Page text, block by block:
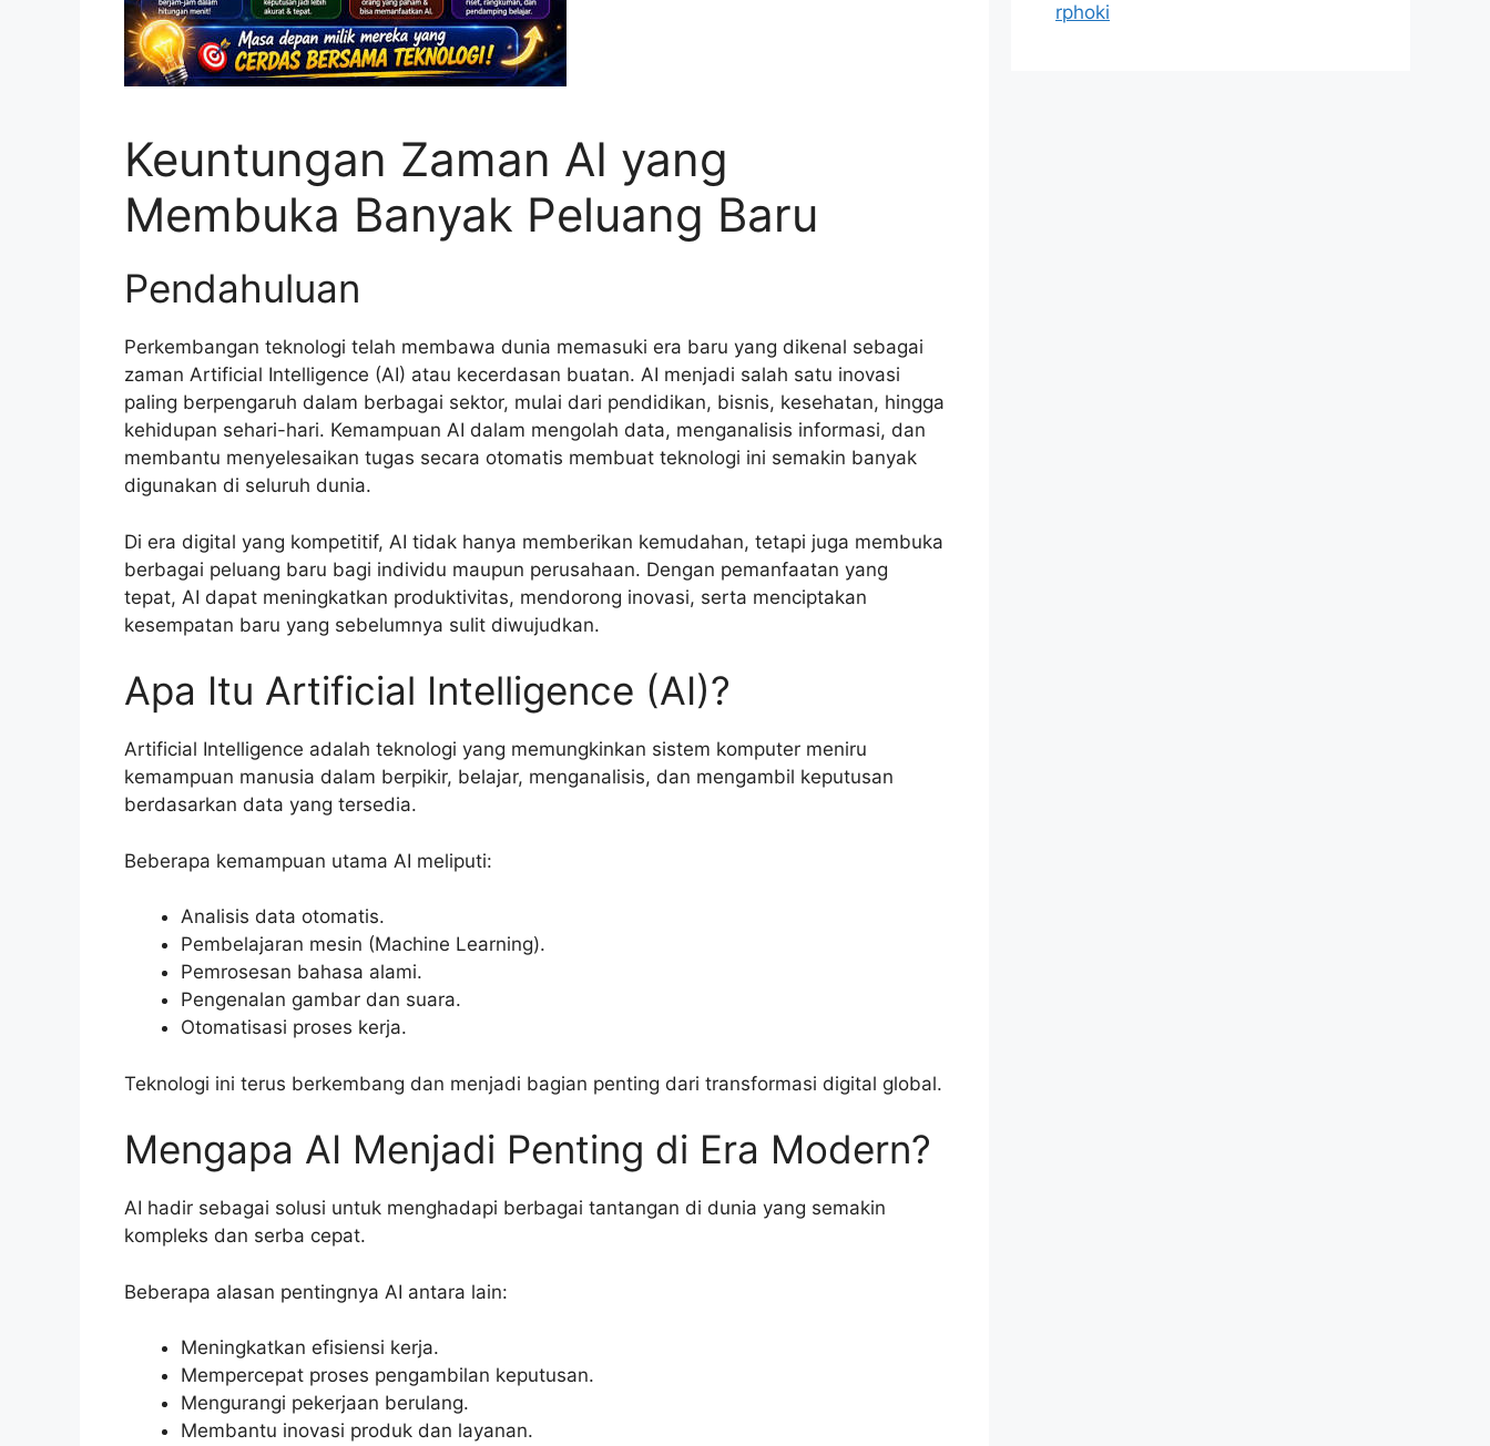
Keuntungan Zaman AI yang
Membuka Banyak Peluang Baru
Pendahuluan
Perkembangan teknologi telah membawa dunia memasuki era baru yang dikenal sebagai
zaman Artificial Intelligence (AI) atau kecerdasan buatan. AI menjadi salah satu inovasi
paling berpengaruh dalam berbagai sektor, mulai dari pendidikan, bisnis, kesehatan, hingga
kehidupan sehari-hari. Kemampuan AI dalam mengolah data, menganalisis informasi, dan
membantu menyelesaikan tugas secara otomatis membuat teknologi ini semakin banyak
digunakan di seluruh dunia.
Di era digital yang kompetitif, AI tidak hanya memberikan kemudahan, tetapi juga membuka
berbagai peluang baru bagi individu maupun perusahaan. Dengan pemanfaatan yang
tepat, AI dapat meningkatkan produktivitas, mendorong inovasi, serta menciptakan
kesempatan baru yang sebelumnya sulit diwujudkan.
Apa Itu Artificial Intelligence (AI)?
Artificial Intelligence adalah teknologi yang memungkinkan sistem komputer meniru
kemampuan manusia dalam berpikir, belajar, menganalisis, dan mengambil keputusan
berdasarkan data yang tersedia.
Beberapa kemampuan utama AI meliputi:
Analisis data otomatis.
Pembelajaran mesin (Machine Learning).
Pemrosesan bahasa alami.
Pengenalan gambar dan suara.
Otomatisasi proses kerja.
Teknologi ini terus berkembang dan menjadi bagian penting dari transformasi digital global.
Mengapa AI Menjadi Penting di Era Modern?
AI hadir sebagai solusi untuk menghadapi berbagai tantangan di dunia yang semakin
kompleks dan serba cepat.
Beberapa alasan pentingnya AI antara lain:
Meningkatkan efisiensi kerja.
Mempercepat proses pengambilan keputusan.
Mengurangi pekerjaan berulang.
Membantu inovasi produk dan layanan.
rphoki